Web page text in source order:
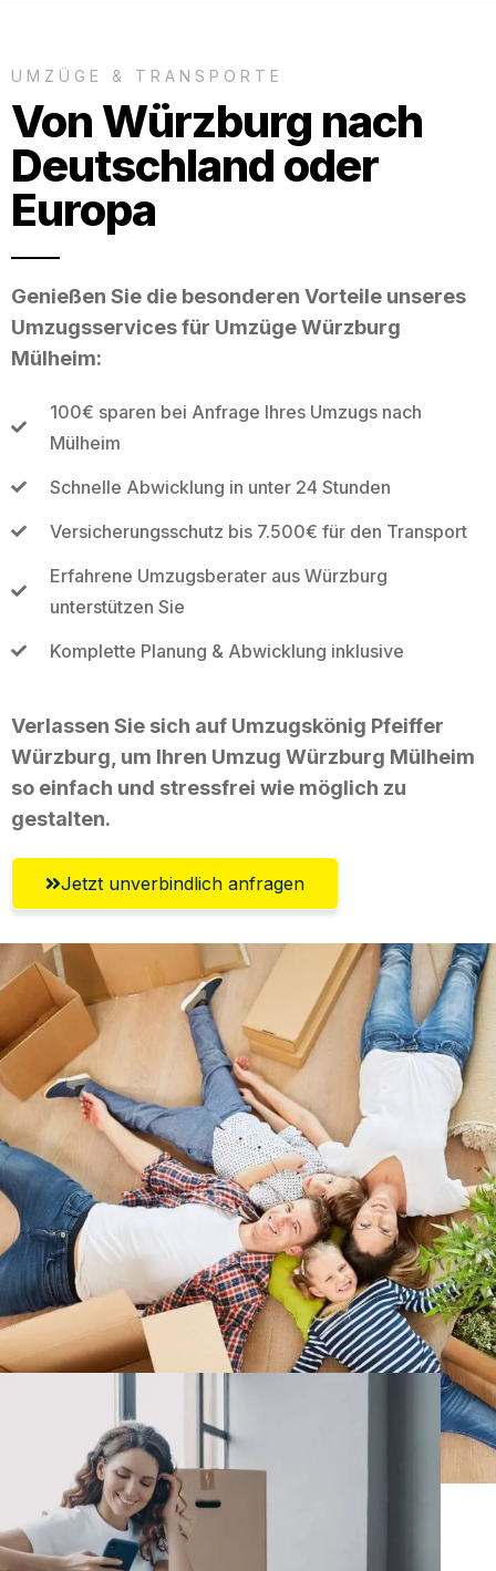
UMZÜGE & TRANSPORTE
Von Würzburg nach
Deutschland oder
Europa
Genießen Sie die besonderen Vorteile unseres
Umzugsservices für Umzüge Würzburg
Mülheim:
100€ sparen bei Anfrage Ihres Umzugs nach
Mülheim
Schnelle Abwicklung in unter 24 Stunden
Versicherungsschutz bis 7.500€ für den Transport
Erfahrene Umzugsberater aus Würzburg
unterstützen Sie
Komplette Planung & Abwicklung inklusive
Verlassen Sie sich auf Umzugskönig Pfeiffer
Würzburg, um Ihren Umzug Würzburg Mülheim
so einfach und stressfrei wie möglich zu
gestalten.
Jetzt unverbindlich anfragen